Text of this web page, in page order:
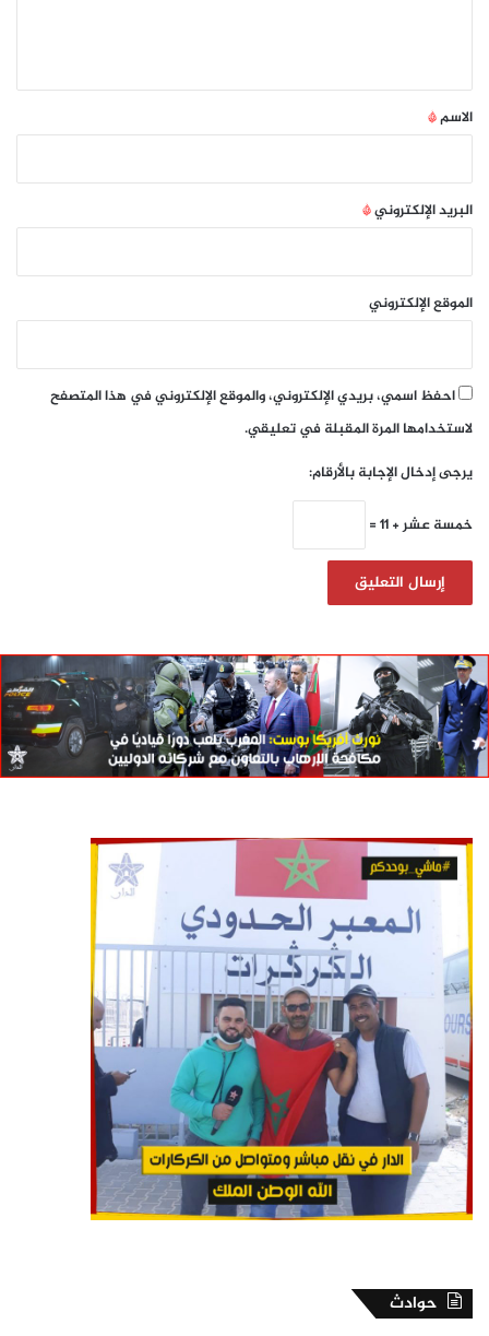
*
الاسم*
البريد الإلكتروني*
الموقع الإلكتروني
احفظ اسمي، بريدي الإلكتروني، والموقع الإلكتروني في هذا المتصفح
لاستخدامها المرة المقبلة في تعليقي.
يرجى إدخال الإجابة بالأرقام:
خمسة عشر + 11 =
حوادث